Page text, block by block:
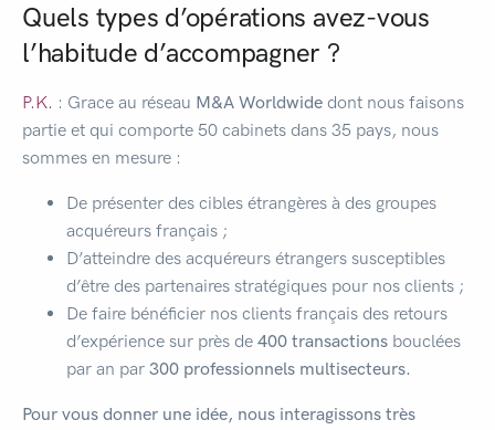
Quels types d’opérations avez-vous
l’habitude d’accompagner ?
P.K. : Grace au réseau M&A Worldwide dont nous faisons
partie et qui comporte 50 cabinets dans 35 pays, nous
sommes en mesure :
De présenter des cibles étrangères à des groupes
acquéreurs français ;
D’atteindre des acquéreurs étrangers susceptibles
d’être des partenaires stratégiques pour nos clients ;
De faire bénéficier nos clients français des retours
d’expérience sur près de 400 transactions bouclées
par an par 300 professionnels multisecteurs.
Pour vous donner une idée, nous interagissons très